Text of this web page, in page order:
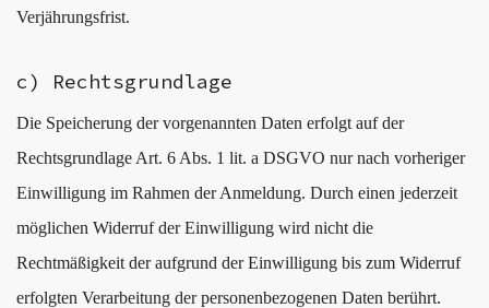
Verjährungsfrist.
c) Rechtsgrundlage
Die Speicherung der vorgenannten Daten erfolgt auf der
Rechtsgrundlage Art. 6 Abs. 1 lit. a DSGVO nur nach vorheriger
Einwilligung im Rahmen der Anmeldung. Durch einen jederzeit
möglichen Widerruf der Einwilligung wird nicht die
Rechtmäßigkeit der aufgrund der Einwilligung bis zum Widerruf
erfolgten Verarbeitung der personenbezogenen Daten berührt.